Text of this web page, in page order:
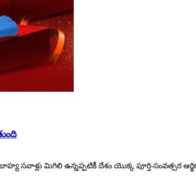
మిగిలి ఉన్నప్పటికీ దేశం యొక్క పూర్తి-సంవత్సర ఆర్థిక